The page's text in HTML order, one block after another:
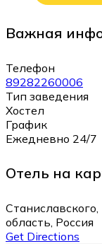
Важная
Телефон
89282260006
Тип заведения
Хостел
График
Ежедневно 24/7
Отель на
область, Россия
Get Directions